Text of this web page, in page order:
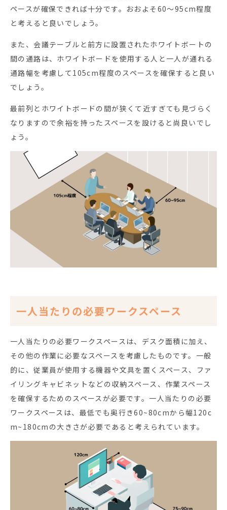
ペースが確保できれば十分です。おおよそ60〜95cm程度
と考えると良いでしょう。
また、会議テーブルと前方に設置されたホワイトボートの
間の通路は、ホワイトボードを使用する人と一人が通れる
通路幅を考慮して105cm程度のスペースを確保すると良い
でしょう。
最前列とホワイトボードの間が狭くて近すぎても見づらく
なりますので余裕を持ったスペースを設けると尚良いでし
ょう。
一人当たりの必要ワークスペース
一人当たりの必要ワークスペースは、デスク面積に加え、
その他の作業に必要なスペースを考慮したものです。一般
的に、従業員が使用する機器や文具を置くスペース、ファ
イリングキャビネットなどの収納スペース、作業スペース
を確保するためのスペースが必要です。一人当たりの必要
ワークスペースは、最低でも奥行き60~80cmから幅120c
m~180cmの大きさが必要であると考えられています。